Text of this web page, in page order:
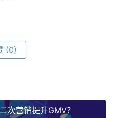
(0)
次营销提升GMV？